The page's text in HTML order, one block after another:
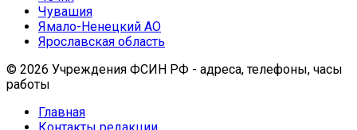
Чувашия
Ямало-Ненецкий АО
Ярославская область
© 2026 Учреждения ФСИН РФ - адреса, телефоны, часы
работы
Главная